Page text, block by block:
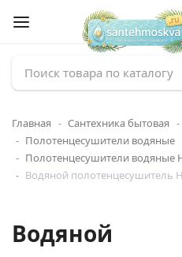
Главная Сантехника бытовая
Полотенцесушители водяные
Полотенцесушители водяные
Водяной полотенцесушитель
Водяной